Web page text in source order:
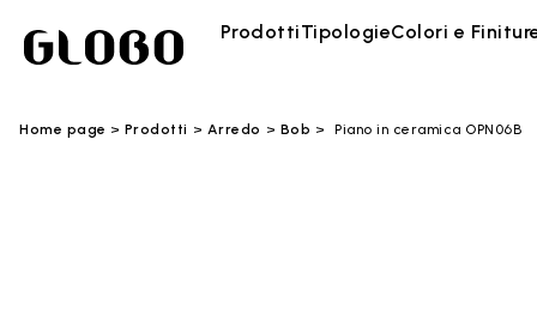
ProdottiTipologieColori e
Home page Prodotti Arredo Bob Piano in ceramica OPN06B